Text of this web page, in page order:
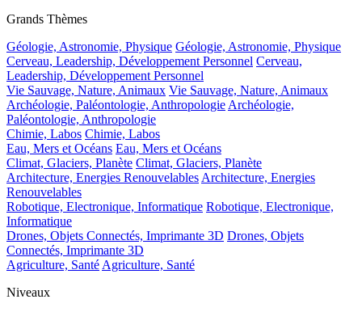
Grands Thèmes
Géologie, Astronomie, Physique Géologie, Astronomie, Physique
Cerveau, Leadership, Développement Personnel Cerveau,
Leadership, Développement Personnel
Vie Sauvage, Nature, Animaux Vie Sauvage, Nature, Animaux
Archéologie, Paléontologie, AnthropologieArchéologie,
Paléontologie, Anthropologie
Chimie, Labos Chimie, Labos
Eau, Mers et Océans Eau, Mers et Océans
Climat, Glaciers, Planète Climat, Glaciers, Planète
Architecture, Energies RenouvelablesArchitecture, Energies
Renouvelables
Robotique, Electronique, Informatique Robotique, Electronique,
Informatique
Drones, Objets Connectés, Imprimante 3D Drones, Objets
Connectés, Imprimante 3D
Agriculture, SantéAgriculture, Santé
Niveaux